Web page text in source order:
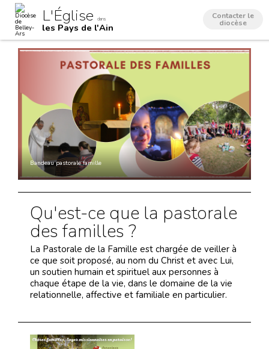
contenu.
Outils
personnels
L'Église dans
les Pays de l'Ain
Contacter le
diocèse
Bandeau pastorale famille
Qu'est-ce que la pastorale
des familles ?
La Pastorale de la Famille est chargée de veiller à
ce que soit proposé, au nom du Christ et avec Lui,
un soutien humain et spirituel aux personnes à
chaque étape de la vie, dans le domaine de la vie
relationnelle, affective et familiale en particulier.